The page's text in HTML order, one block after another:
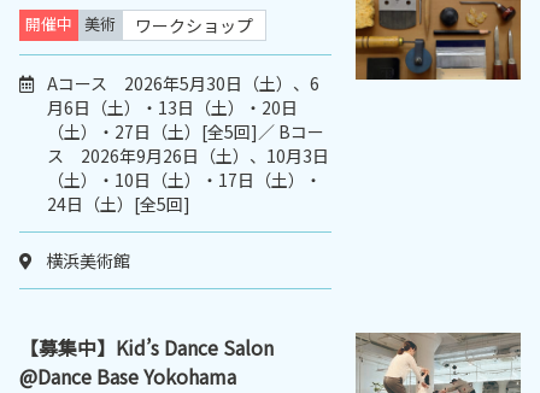
開催中 美術 ワークショップ
Aコース 2026年5月30日（土）、6
月6日（土）・13日（土）・20日
（土）・27日（土）[全5回]／ Bコー
ス 2026年9月26日（土）、10月3日
（土）・10日（土）・17日（土）・
24日（土）[全5回]
横浜美術館
【募集中】Kid’s Dance Salon
@Dance Base Yokohama